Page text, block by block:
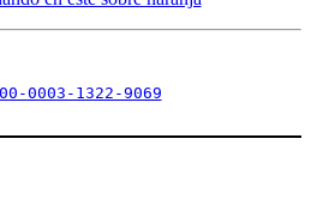
0003-1322-9069